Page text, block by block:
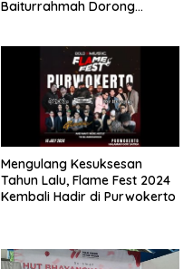
Baiturrahmah Dorong
Mengulang Kesuksesan
Tahun Lalu, Flame Fest 2024
Kembali Hadir di Purwokerto